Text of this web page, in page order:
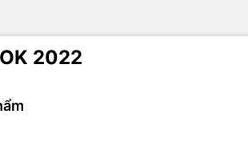
2022